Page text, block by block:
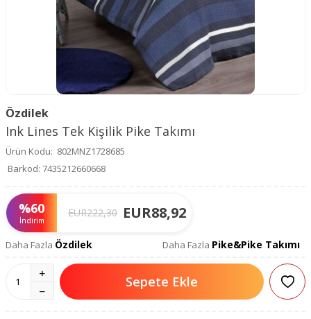
Özdilek
Ink Lines Tek Kişilik Pike Takımı
Ürün Kodu: 802MNZ1728685
Barkod: 7435212660668
%60
İndirim
EUR222,30 EUR88,92
Daha Fazla Özdilek Daha Fazla Pike&Pike Takımı
Sepete Ekle